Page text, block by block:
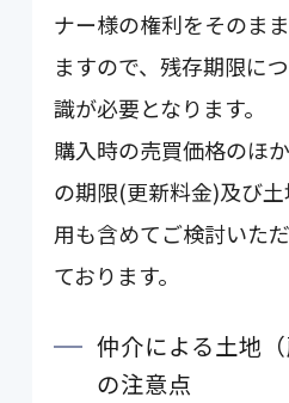
ナー様の権利をそのま
ますので、残存期限に
識が必要となります。
購入時の売買価格のほ
の期限(更新料金)及び
用も含めてご検討いた
ております。
仲介による土地
の注意点